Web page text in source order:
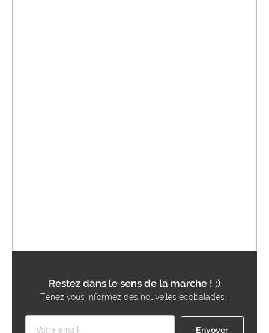
Restez dans le sens de la marche ! ;)
Tenez vous informez des nouvelles ecobalades !